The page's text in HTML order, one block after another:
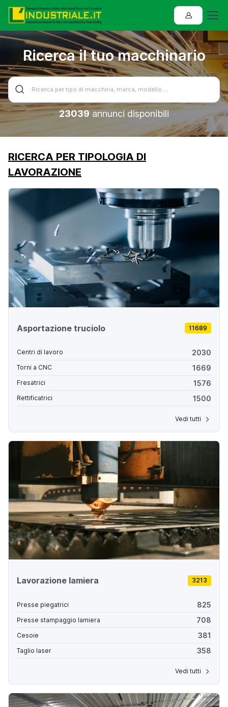
Ricerca il tuo macchinario
23039annunci disponibili
RICERCA PER TIPOLOGIA DI
LAVORAZIONE
Asportazione truciolo 11689
Centri di lavoro 2030
Torni a CNC 1669
Fresatrici 1576
Rettificatrici 1500
Vedi tutti
Lavorazione lamiera 3213
Presse piegatrici 825
Presse stampaggio lamiera 708
Cesoie 381
Taglio laser 358
Vedi tutti